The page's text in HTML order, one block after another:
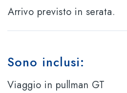
Arrivo previsto in serata.
Sono inclusi:
Viaggio in pullman GT